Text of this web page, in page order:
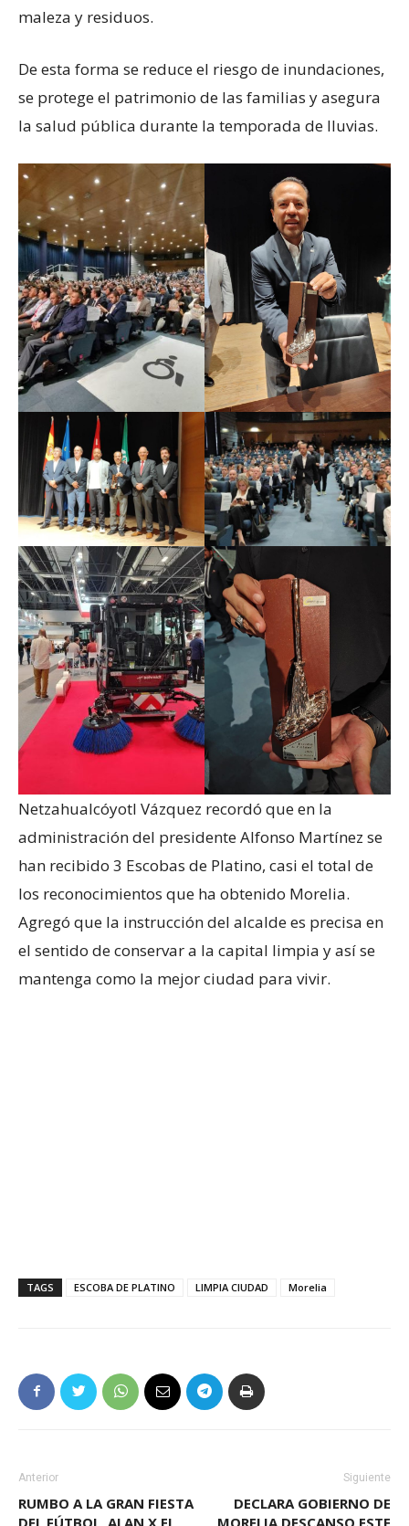
maleza y residuos.
De esta forma se reduce el riesgo de inundaciones,
se protege el patrimonio de las familias y asegura
la salud pública durante la temporada de lluvias.
Netzahualcóyotl Vázquez recordó que en la
administración del presidente Alfonso Martínez se
han recibido 3 Escobas de Platino, casi el total de
los reconocimientos que ha obtenido Morelia.
Agregó que la instrucción del alcalde es precisa en
el sentido de conservar a la capital limpia y así se
mantenga como la mejor ciudad para vivir.
TAGS ESCOBA DE PLATINO LIMPIA CIUDAD Morelia
Anterior
RUMBO A LA GRAN FIESTA
DEL FÚTBOL, ALAN X EL
Siguiente
DECLARA GOBIERNO DE
MORELIA DESCANSO ESTE